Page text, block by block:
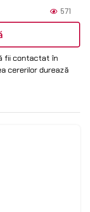
571
fii contactat în
cererilor durează